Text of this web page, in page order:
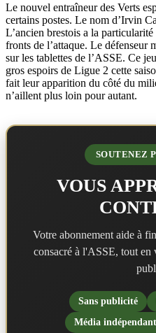
Le nouvel entraîneur des Verts
certains postes. Le nom d’Irvin
L’ancien brestois a la
fronts de l’attaque. Le défenseur
sur les tablettes de l’ASSE. Ce
gros espoirs de Ligue 2 cette
fait leur apparition du côté du
n’aillent plus loin pour autant.
SOUTENEZ
VOUS
Votre abonnement aide à
consacré à l'ASSE, tout en
Sans publicité
Média indépendant